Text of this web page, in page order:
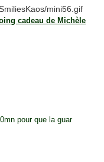
cadeau de Michèle
pour que la guar